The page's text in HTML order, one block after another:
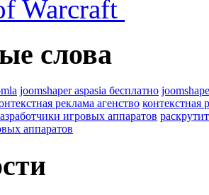
Warcraft
слова
joomshaper aspasia бесплатно
реклама агенство контекстная
игровых аппаратов
аппаратов